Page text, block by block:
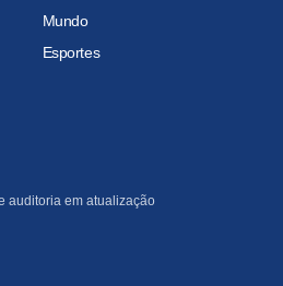
Mundo
Esportes
auditoria em atualização